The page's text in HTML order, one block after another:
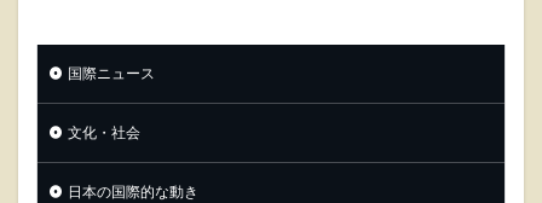
国際ニュース
文化・社会
日本の国際的な動き